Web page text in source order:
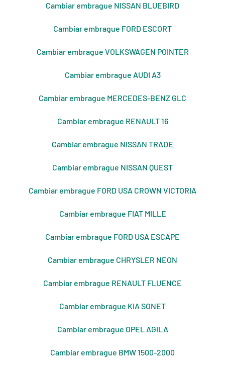
Cambiar embrague NISSAN BLUEBIRD
Cambiar embrague FORD ESCORT
Cambiar embrague VOLKSWAGEN POINTER
Cambiar embrague AUDI A3
Cambiar embrague MERCEDES-BENZ GLC
Cambiar embrague RENAULT 16
Cambiar embrague NISSAN TRADE
Cambiar embrague NISSAN QUEST
Cambiar embrague FORD USA CROWN VICTORIA
Cambiar embrague FIAT MILLE
Cambiar embrague FORD USA ESCAPE
Cambiar embrague CHRYSLER NEON
Cambiar embrague RENAULT FLUENCE
Cambiar embrague KIA SONET
Cambiar embrague OPEL AGILA
Cambiar embrague BMW 1500-2000